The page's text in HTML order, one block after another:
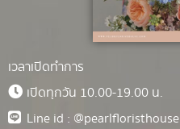
เวลาเปิดทำการ
เปิดทุกวัน 10.00-19.00 น.
Line id : @pearlfloristhouse